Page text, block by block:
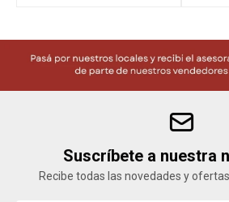
Suscríbete a nuestra
Recibe todas las novedades y